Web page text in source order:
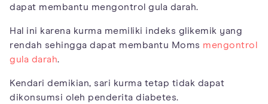
dapat membantu mengontrol gula darah.
Hal ini karena kurma memiliki indeks glikemik yang
rendah sehingga dapat membantu Moms mengontrol
gula darah.
Kendari demikian, sari kurma tetap tidak dapat
dikonsumsi oleh penderita diabetes.